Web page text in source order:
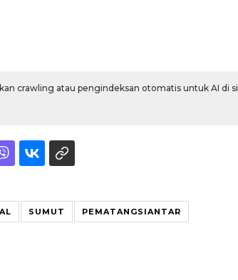
crawling atau pengindeksan otomatis untuk AI di
SUMUT PEMATANGSIANTAR
23 Juli 2026 20:04